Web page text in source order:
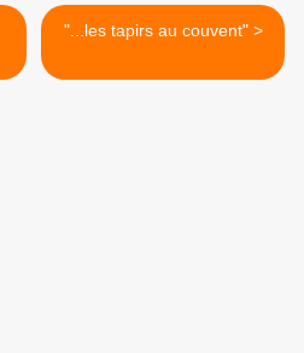
"...les tapirs au couvent" >